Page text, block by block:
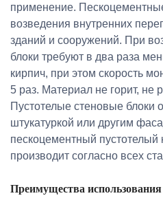
применение.
возведения внутренних
зданий и сооружений. При
блоки требуют в два раза
кирпич, при этом скорость
5 раз. Материал не горит, не
Пустотелые стеновые блоки
штукатуркой или другим
пескоцементный
производит согласно всех
Преимущества использования